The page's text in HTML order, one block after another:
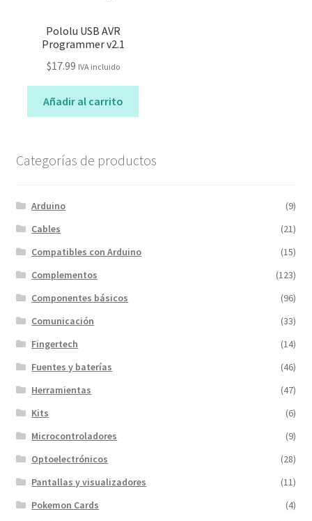
Pololu USB AVR
Programmer v2.1
$17.99 IVA incluido
Añadir al carrito
Categorías de productos
Arduino
(9)
Cables
(21)
Compatibles con Arduino
(15)
Complementos
(123)
Componentes básicos
(96)
Comunicación
(33)
Fingertech
(14)
Fuentes y baterías
(46)
Herramientas
(47)
Kits
(6)
Microcontroladores
(9)
Optoelectrónicos
(28)
Pantallas y visualizadores
(11)
Pokemon Cards
(4)